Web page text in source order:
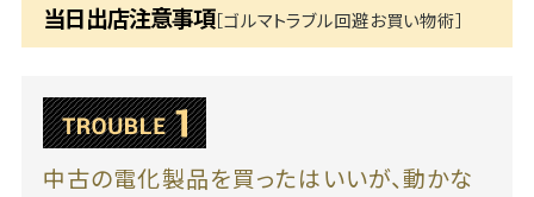
当日出店注意事項［ゴルマトラブル回避お買い物術］
中古の電化製品を買ったはいいが、動かな